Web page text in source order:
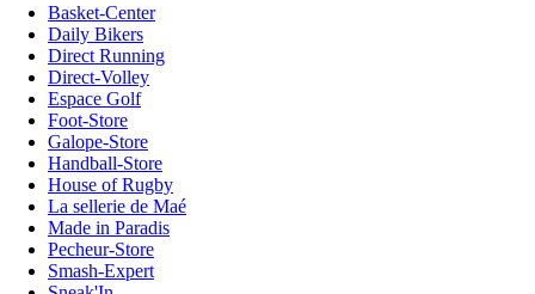
Basket-Center
Daily Bikers
Direct Running
Direct-Volley
Espace Golf
Foot-Store
Galope-Store
Handball-Store
House of Rugby
La sellerie de Maé
Made in Paradis
Pecheur-Store
Smash-Expert